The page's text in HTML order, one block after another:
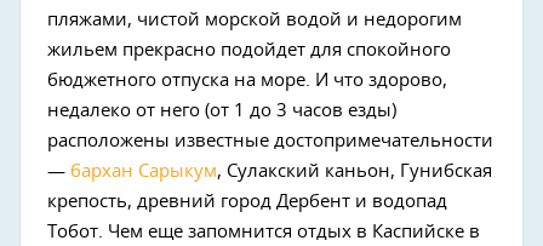
пляжами, чистой морской водой и недорогим
жильем прекрасно подойдет для спокойного
бюджетного отпуска на море. И что здорово,
недалеко от него (от 1 до 3 часов езды)
расположены известные достопримечательности
— бархан Сарыкум, Сулакский каньон, Гунибская
крепость, древний город Дербент и водопад
Тобот. Чем еще запомнится отдых в Каспийске в